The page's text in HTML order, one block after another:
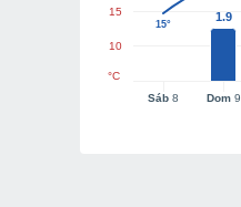
Sáb 8 Dom9
10
15
°C
1.9
15°